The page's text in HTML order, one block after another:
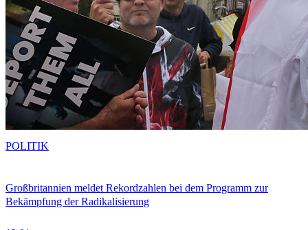
Großbritannien meldet Rekordzahlen bei dem Programm zur
Bekämpfung der Radikalisierung
POLITIK